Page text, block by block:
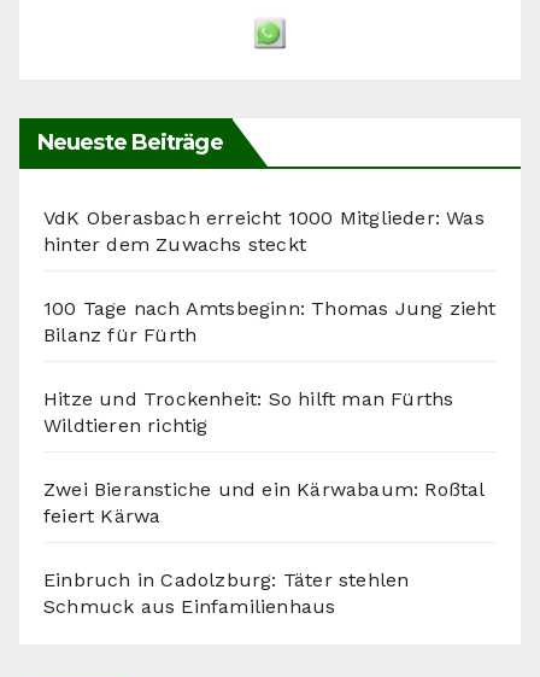
Neueste Beiträge
VdK Oberasbach erreicht 1000 Mitglieder: Was
hinter dem Zuwachs steckt
100 Tage nach Amtsbeginn: Thomas Jung zieht
Bilanz für Fürth
Hitze und Trockenheit: So hilft man Fürths
Wildtieren richtig
Zwei Bieranstiche und ein Kärwabaum: Roßtal
feiert Kärwa
Einbruch in Cadolzburg: Täter stehlen
Schmuck aus Einfamilienhaus